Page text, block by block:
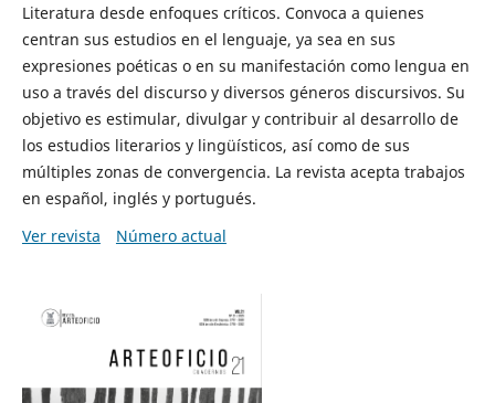
Literatura desde enfoques críticos. Convoca a quienes
centran sus estudios en el lenguaje, ya sea en sus
expresiones poéticas o en su manifestación como lengua en
uso a través del discurso y diversos géneros discursivos. Su
objetivo es estimular, divulgar y contribuir al desarrollo de
los estudios literarios y lingüísticos, así como de sus
múltiples zonas de convergencia. La revista acepta trabajos
en español, inglés y portugués.
Ver revista
Número actual